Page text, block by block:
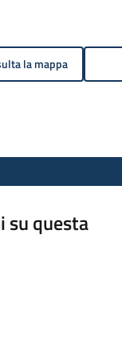
la mappa
su questa